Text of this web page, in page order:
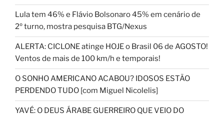
Lula tem 46% e Flávio Bolsonaro 45% em cenário de
2º turno, mostra pesquisa BTG/Nexus
ALERTA: CICLONE atinge HOJE o Brasil 06 de AGOSTO!
Ventos de mais de 100 km/h e temporais!
O SONHO AMERICANO ACABOU? IDOSOS ESTÃO
PERDENDO TUDO [com Miguel Nicolelis]
YAVÉ: O DEUS ÁRABE GUERREIRO QUE VEIO DO